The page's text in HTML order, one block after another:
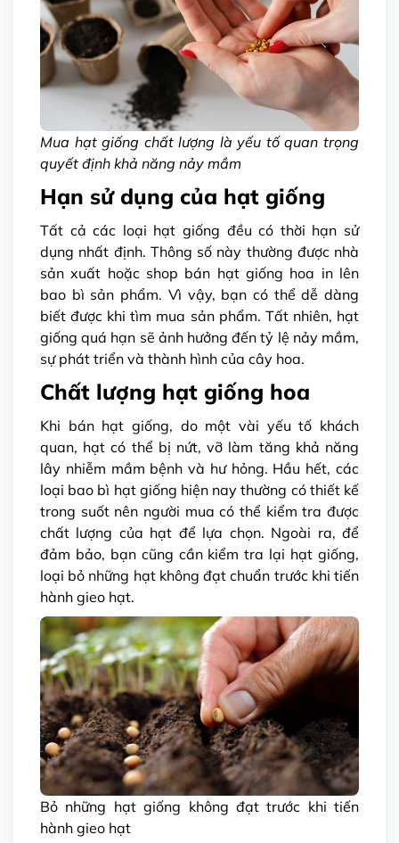
Mua hạt giống chất lượng là yếu tố quan trọng
quyết định khả năng nảy mầm
Hạn sử dụng của hạt giống
Tất cả các loại hạt giống đều có thời hạn sử
dụng nhất định. Thông số này thường được nhà
sản xuất hoặc shop bán hạt giống hoa in lên
bao bì sản phẩm. Vì vậy, bạn có thể dễ dàng
biết được khi tìm mua sản phẩm. Tất nhiên, hạt
giống quá hạn sẽ ảnh hưởng đến tỷ lệ nảy mầm,
sự phát triển và thành hình của cây hoa.
Chất lượng hạt giống hoa
Khi bán hạt giống, do một vài yếu tố khách
quan, hạt có thể bị nứt, vỡ làm tăng khả năng
lây nhiễm mầm bệnh và hư hỏng. Hầu hết, các
loại bao bì hạt giống hiện nay thường có thiết kế
trong suốt nên người mua có thể kiểm tra được
chất lượng của hạt để lựa chọn. Ngoài ra, để
đảm bảo, bạn cũng cần kiểm tra lại hạt giống,
loại bỏ những hạt không đạt chuẩn trước khi tiến
hành gieo hạt.
Bỏ những hạt giống không đạt trước khi tiến
hành gieo hạt